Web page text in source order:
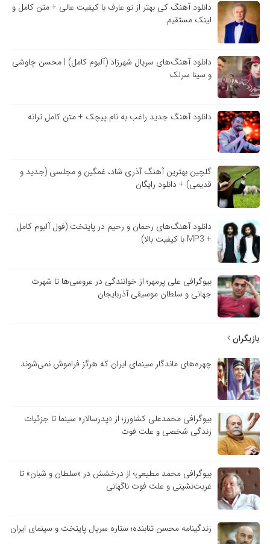
دانلود آهنگ کی بهتر از تو عارف با کیفیت عالی + متن کامل و
لینک مستقیم
دانلود آهنگ‌های سریال شهرزاد (آلبوم کامل) | محسن چاوشی
و سینا سرلک
دانلود آهنگ جدید راغب به نام پیچک + متن کامل ترانه
گلچین بهترین آهنگ آذری شاد، غمگین و مجلسی (جدید و
قدیمی) + دانلود رایگان
دانلود آهنگ‌های رحمان و رحیم در پایتخت (فول آلبوم کامل
+ MP3 با کیفیت بالا)
بیوگرافی علی پرمهر؛ از خوانندگی در عروسی‌ها تا شهرت
جهانی و سلطان موسیقی آذربایجان
بازیگران
چهره‌های ماندگار سینمای ایران که هرگز فراموش نمی‌شوند
بیوگرافی محمدعلی کشاورز؛ از «پدرسالار» سینما تا جزئیات
زندگی شخصی و علت فوت
بیوگرافی محمد مطیعی؛ از درخشش در «سلطان و شبان» تا
غربت‌نشینی و علت فوت ناگهانی
زندگینامه محسن تنابنده؛ ستاره سریال پایتخت و سینمای ایران